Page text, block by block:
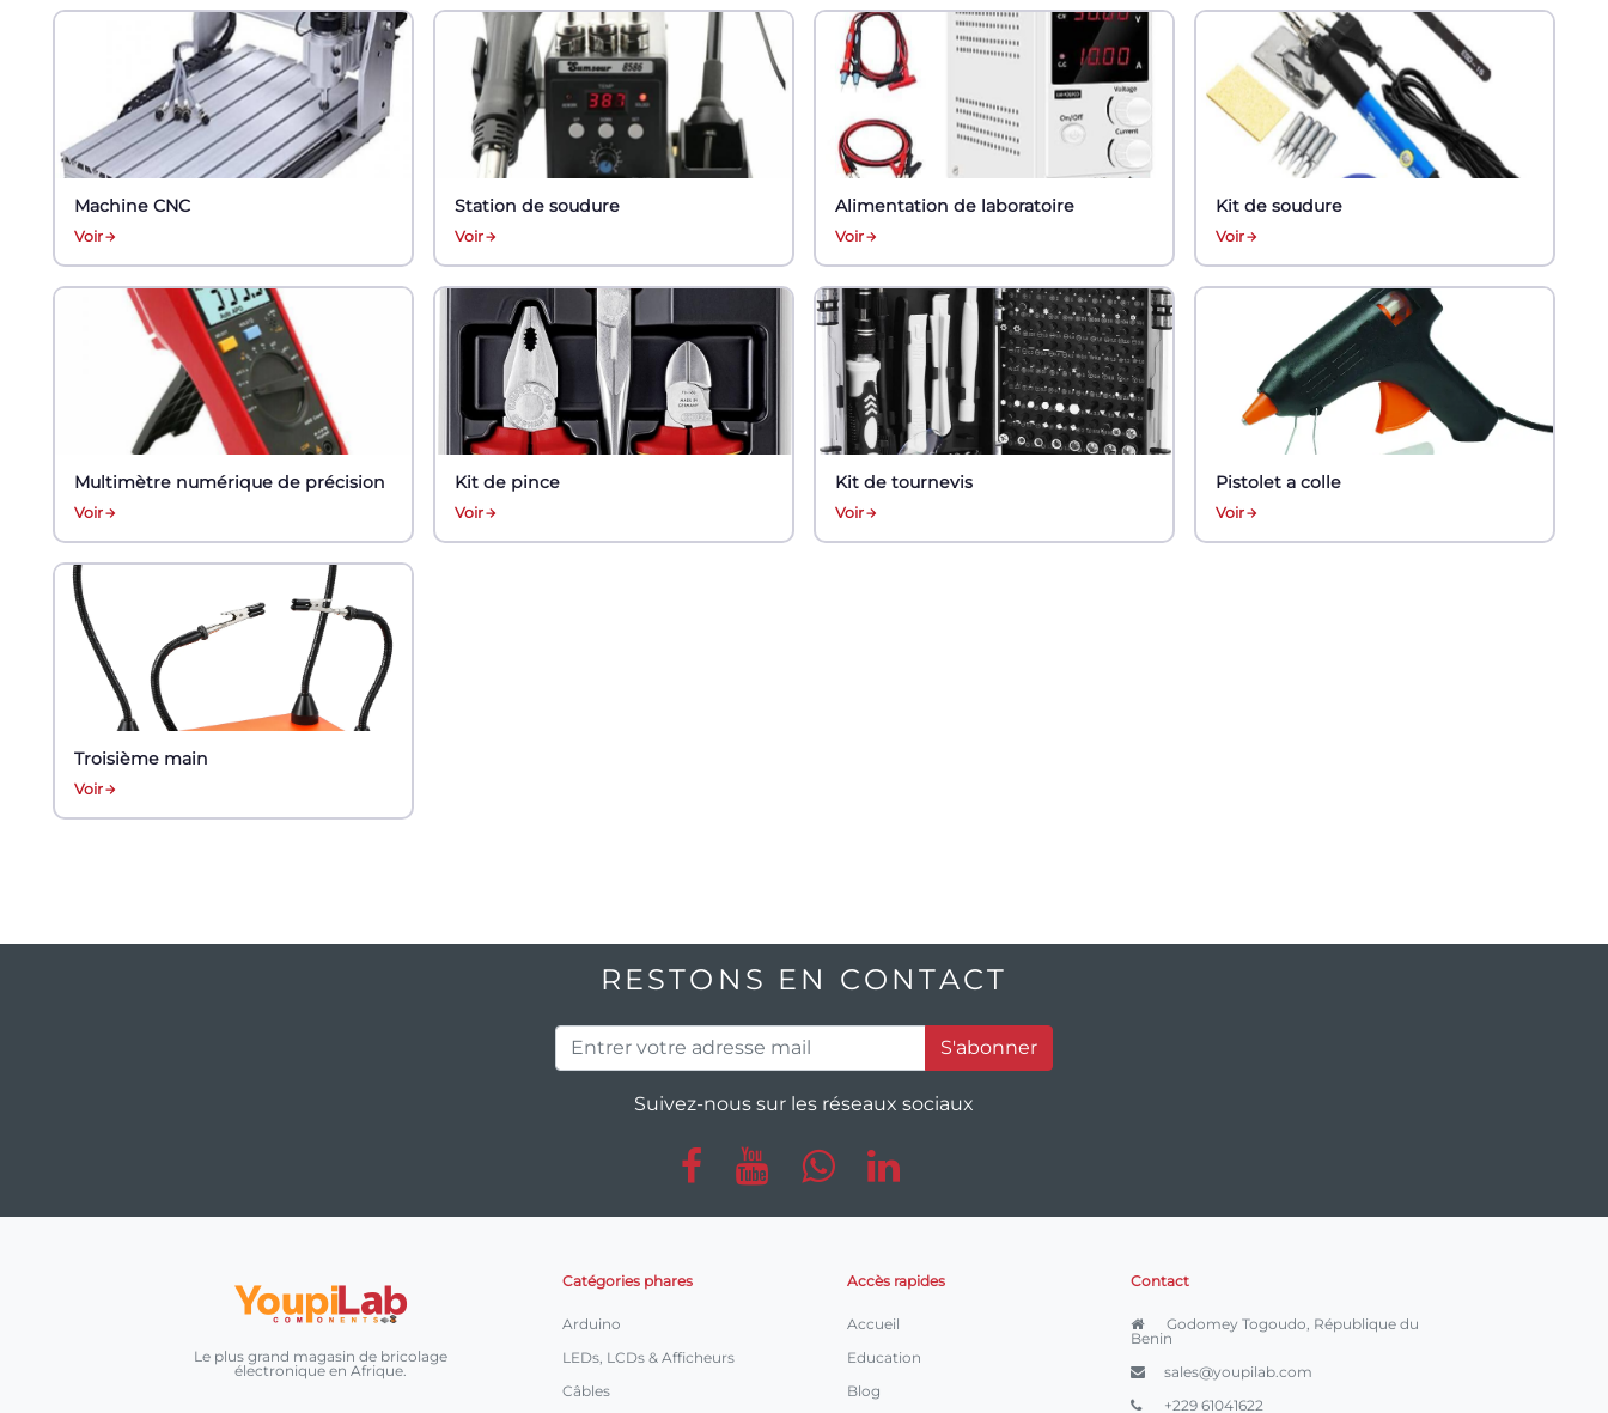
Machine CNC
Voir
Station de soudure
Voir
Alimentation de laboratoire
Voir
Kit de soudure
Voir
Multimètre numérique de précision
Voir
Kit de pince
Voir
Kit de tournevis
Voir
Pistolet a colle
Voir
Troisième main
Voir
RESTONS EN CONTACT
S'abonner
Suivez-nous sur les réseaux sociaux
Le plus grand magasin de bricolage
électronique en Afrique.
Catégories phares
Arduino
LEDs, LCDs & Afficheurs
Câbles
Accès rapides
Accueil
Education
Blog
Contact
Godomey Togoudo, République du
Benin
sales@youpilab.com
+229 61041622